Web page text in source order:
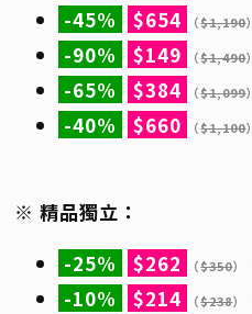
-45%
$654 （$1,190）
-90%
$149 （$1,490）
-65%
$384 （$1,099）
-40%
$660 （$1,100）
※ 精品獨立：
-25%
$262 （$350）
-10%
$214 （$238）